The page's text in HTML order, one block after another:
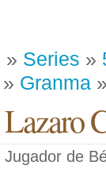
» Series »
» Granma
Lazaro
Jugador de